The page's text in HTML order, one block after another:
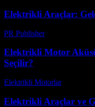
Elektrikli Araçlar:
PR Publisher-
Elektrikli Motor
Seçilir?
Elektrikli Motorlar-
Elektrikli Araçlar ve